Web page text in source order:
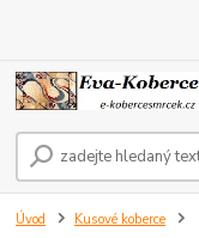
Úvod Kusové koberce